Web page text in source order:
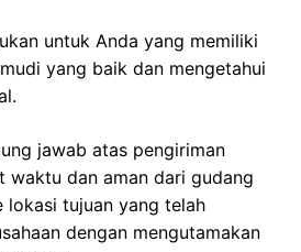
untuk Anda yang memiliki
yang baik dan mengetahui
jawab atas pengiriman
waktu dan aman dari gudang
lokasi tujuan yang telah
dengan mengutamakan